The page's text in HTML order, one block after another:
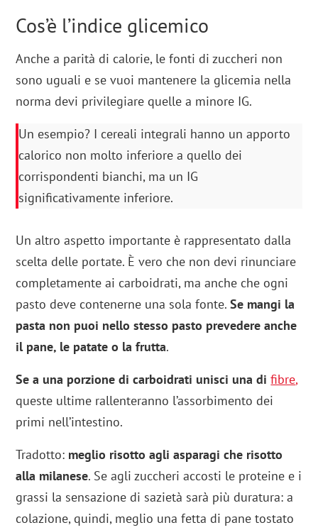
Cos’è l’indice glicemico
Anche a parità di calorie, le fonti di zuccheri non
sono uguali e se vuoi mantenere la glicemia nella
norma devi privilegiare quelle a minore IG.
Un esempio? I cereali integrali hanno un apporto
calorico non molto inferiore a quello dei
corrispondenti bianchi, ma un IG
significativamente inferiore.
Un altro aspetto importante è rappresentato dalla
scelta delle portate. È vero che non devi rinunciare
completamente ai carboidrati, ma anche che ogni
pasto deve contenerne una sola fonte.Se mangi la
pasta non puoi nello stesso pasto prevedere anche
il pane, le patate o la frutta.
Se a una porzione di carboidrati unisci una difibre,
queste ultime rallenteranno l’assorbimento dei
primi nell’intestino.
Tradotto: meglio risotto agli asparagi che risotto
alla milanese. Se agli zuccheri accosti le proteine e i
grassi la sensazione di sazietà sarà più duratura: a
colazione, quindi, meglio una fetta di pane tostato